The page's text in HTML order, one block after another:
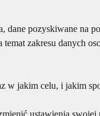
dane pozyskiwane na
zakresu danych
w jakim celu, i jakim
ustawienia